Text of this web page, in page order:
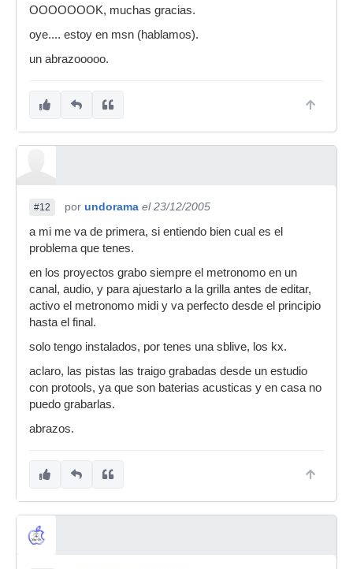
Steinberg. Asi vemos q pasa ... vale?
Saludos walerianos!
OOOOOOOK, muchas gracias.
oye.... estoy en msn (hablamos).
un abrazooooo.
#12 por undorama el 23/12/2005
a mi me va de primera, si entiendo bien cual es el
problema que tenes.
en los proyectos grabo siempre el metronomo en un
canal, audio, y para ajuestarlo a la grilla antes de editar,
activo el metronomo midi y va perfecto desde el principio
hasta el final.
solo tengo instalados, por tenes una sblive, los kx.
aclaro, las pistas las traigo grabadas desde un estudio
con protools, ya que son baterias acusticas y en casa no
puedo grabarlas.
abrazos.